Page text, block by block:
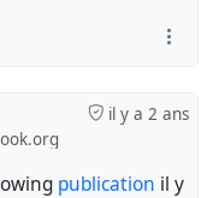
il y a 2 ans
publication il y